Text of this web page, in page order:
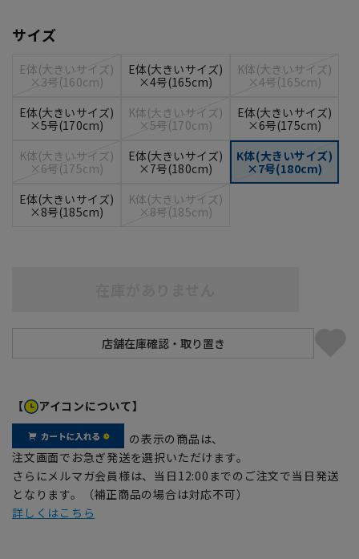
サイズ
E体(大きいサイズ)
×3号(160cm)
E体(大きいサイズ)
×4号(165cm)
K体(大きいサイズ)
×4号(165cm)
E体(大きいサイズ)
×5号(170cm)
K体(大きいサイズ)
×5号(170cm)
E体(大きいサイズ)
×6号(175cm)
K体(大きいサイズ)
×6号(175cm)
E体(大きいサイズ)
×7号(180cm)
K体(大きいサイズ)
×7号(180cm)
E体(大きいサイズ)
×8号(185cm)
K体(大きいサイズ)
×8号(185cm)
【 アイコンについて】
の表示の商品は、
注文画面でお急ぎ発送を選択いただけます。
さらにメルマガ会員様は、当日12:00までのご注文で当日発送
となります。（補正商品の場合は対応不可）
詳しくはこちら